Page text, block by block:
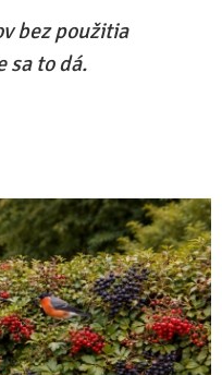
bez použitia
sa to dá.